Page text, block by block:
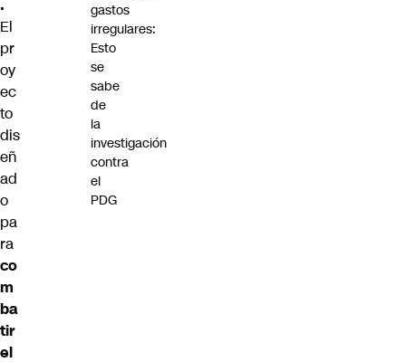
.
El
pr
oy
ec
to
dis
eñ
ad
o
pa
ra
co
m
ba
tir
el
gastos
irregulares:
Esto
se
sabe
de
la
investigación
contra
el
PDG